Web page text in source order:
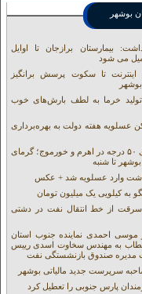
بوشهر
بیمارستان برازجان تا اوایل
اینترنت تا سکوت پرسش برانگیز
خرما به لطف بارش‌های خوب
عسلویه هفته دولت به بهره‌برداری
ثبت دمای ۵۰ درجه در اهرم و خورموج؛ گرمای
تا شنبه
وارد عسلویه شد + عکس
به کیلویی یک میلیون تومان
سرقت از خط انتقال نفت در دشتی
موسی احمدی نماینده جنوب استان
به مهندس سخاوت اسدی رییس
مدیره صندوق بازنشستگی نفت
سرپرست جدید مالیاتی بوشهر
پارس جنوبی را تعطیل کرد